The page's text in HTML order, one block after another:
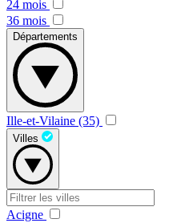
24 mois
36 mois
Départements
Ille-et-Vilaine (35)
Villes
Acigne